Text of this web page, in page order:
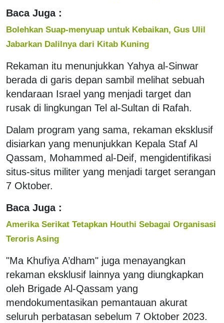
Baca Juga :
Bolehkan Suap-menyuap untuk Kebaikan, Gus Ulil
Jabarkan Dalilnya dari Kitab Kuning
Rekaman itu menunjukkan Yahya al-Sinwar
berada di garis depan sambil melihat sebuah
kendaraan Israel yang menjadi target dan
rusak di lingkungan Tel al-Sultan di Rafah.
Dalam program yang sama, rekaman eksklusif
disiarkan yang menunjukkan Kepala Staf Al
Qassam, Mohammed al-Deif, mengidentifikasi
situs-situs militer yang menjadi target serangan
7 Oktober.
Baca Juga :
Amerika Serikat Tetapkan Houthi Sebagai Organisasi
Teroris Asing
"Ma Khufiya A’dham" juga menayangkan
rekaman eksklusif lainnya yang diungkapkan
oleh Brigade Al-Qassam yang
mendokumentasikan pemantauan akurat
seluruh perbatasan sebelum 7 Oktober 2023.